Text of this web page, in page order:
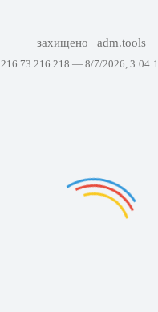
захищено adm.tools
216.73.216.218 — 8/7/2026,